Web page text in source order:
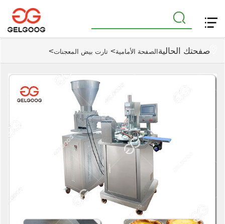
صفحتك الحالية الصفحة الأمامية> تارت بيض المعجنات>
آلة تشكيل قشرة تارت البيض الفعالة